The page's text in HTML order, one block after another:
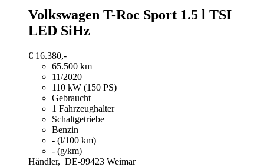
Volkswagen T-Roc Sport 1.5 l TSI
LED SiHz
€ 16.380,-
65.500 km
11/2020
110 kW (150 PS)
Gebraucht
1 Fahrzeughalter
Schaltgetriebe
Benzin
- (l/100 km)
- (g/km)
Händler, DE-99423 Weimar